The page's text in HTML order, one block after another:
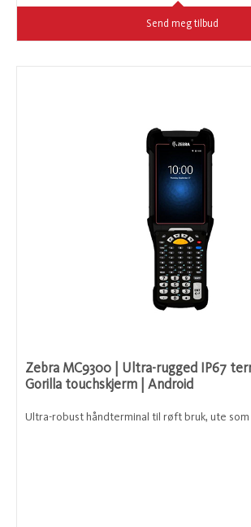
Send meg tilbud
Zebra MC9300 | Ultra-rugged IP67
Gorilla touchskjerm | Android
Ultra-robust håndterminal til røft bruk, ute som